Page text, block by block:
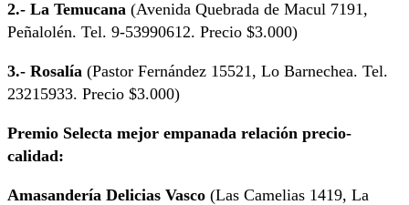
2.- La Temucana (Avenida Quebrada de Macul 7191,
Peñalolén. Tel. 9-53990612. Precio $3.000)
3.- Rosalía (Pastor Fernández 15521, Lo Barnechea. Tel.
23215933. Precio $3.000)
Premio Selecta mejor empanada relación precio-
calidad:
Amasandería Delicias Vasco (Las Camelias 1419, La